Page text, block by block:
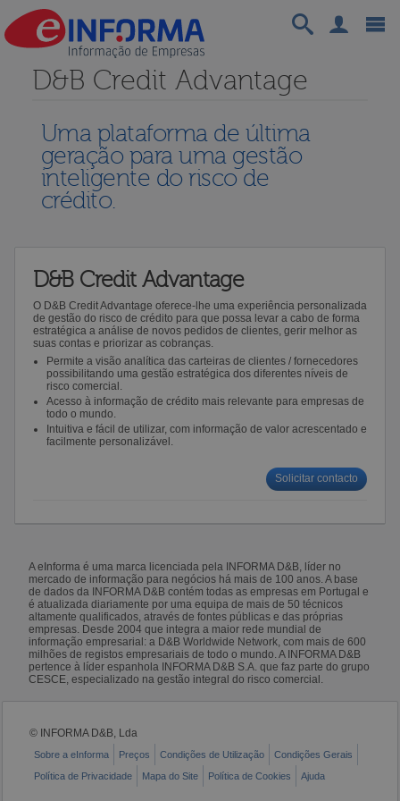
D&B Credit Advantage
Uma plataforma de última
geração para uma gestão
inteligente do risco de
crédito.
D&B Credit Advantage
O D&B Credit Advantage oferece-lhe uma experiência personalizada
de gestão do risco de crédito para que possa levar a cabo de forma
estratégica a análise de novos pedidos de clientes, gerir melhor as
suas contas e priorizar as cobranças.
Permite a visão analítica das carteiras de clientes / fornecedores
possibilitando uma gestão estratégica dos diferentes níveis de
risco comercial.
Acesso à informação de crédito mais relevante para empresas de
todo o mundo.
Intuitiva e fácil de utilizar, com informação de valor acrescentado e
facilmente personalizável.
Solicitar contacto
A eInforma é uma marca licenciada pela INFORMA D&B, líder no
mercado de informação para negócios há mais de 100 anos. A base
de dados da INFORMA D&B contém todas as empresas em Portugal e
é atualizada diariamente por uma equipa de mais de 50 técnicos
altamente qualificados, através de fontes públicas e das próprias
empresas. Desde 2004 que integra a maior rede mundial de
informação empresarial: a D&B Worldwide Network, com mais de 600
milhões de registos empresariais de todo o mundo. A INFORMA D&B
pertence à líder espanhola INFORMA D&B S.A. que faz parte do grupo
CESCE, especializado na gestão integral do risco comercial.
© INFORMA D&B, Lda
Sobre a eInforma Preços Condições de Utilização
Condições Gerais
Política de Privacidade
Mapa do Site Política de Cookies Ajuda